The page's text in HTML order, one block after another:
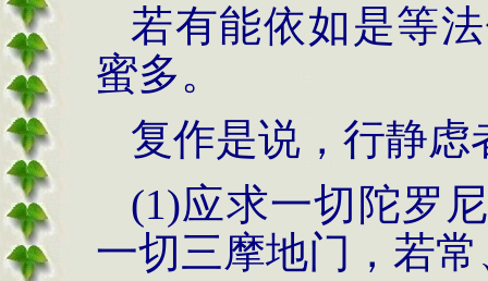
若有能依如是等
蜜多。
复作是说，行静虑
(1)应求一切陀罗
一切三摩地门，若